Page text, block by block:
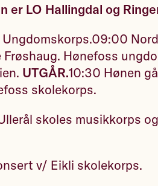
er LO Hallingdal og
Hønefoss
UTGÅR.10:30 Hønen
skolekorps.
skoles musikkorps
v/ Eikli skolekorps.